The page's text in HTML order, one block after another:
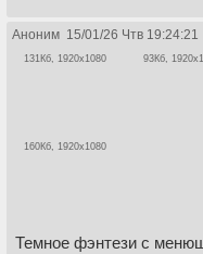
Аноним 15/01/26 Чтв 19:24:21
131Кб, 1920x1080 93Кб,
160Кб, 1920x1080
Темное фэнтези с